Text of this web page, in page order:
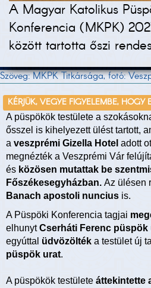
A Magyar Katolikus
Konferencia (MKPK)
között tartotta őszi
Szöveg: MKPK Titkársága, fotó:
KÉRJÜK, VEGYE FIGYELEMBE,
A püspökök testülete a
ősszel is kihelyezett ülést tartott,
a veszprémi Gizella Hotel adott
megnézték a Veszprémi Vár
és közösen mutattak be
Főszékesegyházban. Az ülésen
Banach apostoli nuncius is.
A Püspöki Konferencia tagjai
elhunytCserháti Ferenc püspök
egyúttal üdvözölték a testület új
püspök urat.
A püspökök testülete áttekintette